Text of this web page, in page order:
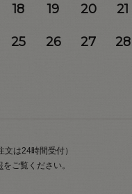
18 19 20 21
25 26 27 28
は24時間受付）
をご覧ください。